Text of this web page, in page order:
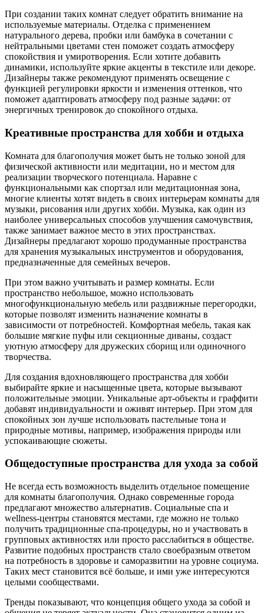
При создании таких комнат следует обратить внимание на
используемые материалы. Отделка с применением
натурального дерева, пробки или бамбука в сочетании с
нейтральными цветами стен поможет создать атмосферу
спокойствия и умиротворения. Если хотите добавить
динамики, используйте яркие акценты в текстиле или декоре.
Дизайнеры также рекомендуют применять освещение с
функцией регулировки яркости и изменения оттенков, что
поможет адаптировать атмосферу под разные задачи: от
энергичных тренировок до спокойного отдыха.
Креативные пространства для хобби и отдыха
Комната для благополучия может быть не только зоной для
физической активности или медитации, но и местом для
реализации творческого потенциала. Наравне с
функциональными как спортзал или медитационная зона,
многие клиенты хотят видеть в своих интерьерам комнаты для
музыки, рисования или других хобби. Музыка, как один из
наиболее универсальных способов улучшения самочувствия,
также занимает важное место в этих пространствах.
Дизайнеры предлагают хорошо продуманные пространства
для хранения музыкальных инструментов и оборудования,
предназначенные для семейных вечеров.
При этом важно учитывать и размер комнаты. Если
пространство небольшое, можно использовать
многофункциональную мебель или раздвижные перегородки,
которые позволят изменить назначение комнаты в
зависимости от потребностей. Комфортная мебель, такая как
большие мягкие пуфы или секционные диваны, создаст
уютную атмосферу для дружеских сборищ или одиночного
творчества.
Для создания вдохновляющего пространства для хобби
выбирайте яркие и насыщенные цвета, которые вызывают
положительные эмоции. Уникальные арт-объекты и граффити
добавят индивидуальности и оживят интерьер. При этом для
спокойных зон лучше использовать пастельные тона и
природные мотивы, например, изображения природы или
успокаивающие сюжеты.
Общедоступные пространства для ухода за собой
Не всегда есть возможность выделить отдельное помещение
для комнаты благополучия. Однако современные города
предлагают множество альтернатив. Социальные спа и
wellness-центры становятся местами, где можно не только
получить традиционные спа-процедуры, но и участвовать в
групповых активностях или просто расслабиться в обществе.
Развитие подобных пространств стало своебразным ответом
на потребность в здоровье и саморазвитии на уровне социума.
Таких мест становится всё больше, и ими уже интересуются
целыми сообществами.
Тренды показывают, что концепция общего ухода за собой и